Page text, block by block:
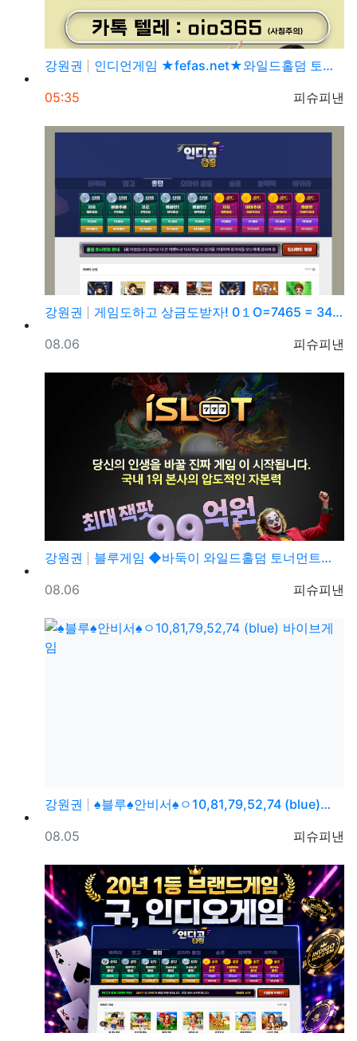
강원권
인디언게임 ★fefas.net★와일드홀덤 토너먼트 섹­…
등록자
피슈피낸
등록일
05:35
강원권
게임도하고 상금도받자! 0１O=7465 = 3464 …
등록자
피슈피낸
등록일
08.06
강원권
블루게임 ◆바둑이 와일드홀덤 토너먼트◆ pshotgam…
등록자
피슈피낸
등록일
08.06
강원권
♠블루♠안비서♠ㅇ10,81,79,52,74 (blue)…
등록자
피슈피낸
등록일
08.05